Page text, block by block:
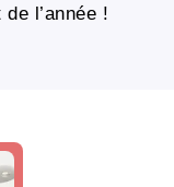
l’année !